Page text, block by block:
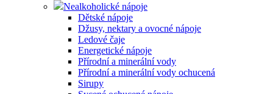
Nealkoholické nápoje
Dětské nápoje
Džusy, nektary a ovocné nápoje
Ledové čaje
Energetické nápoje
Přírodní a minerální vody
Přírodní a minerální vody ochucená
Sirupy